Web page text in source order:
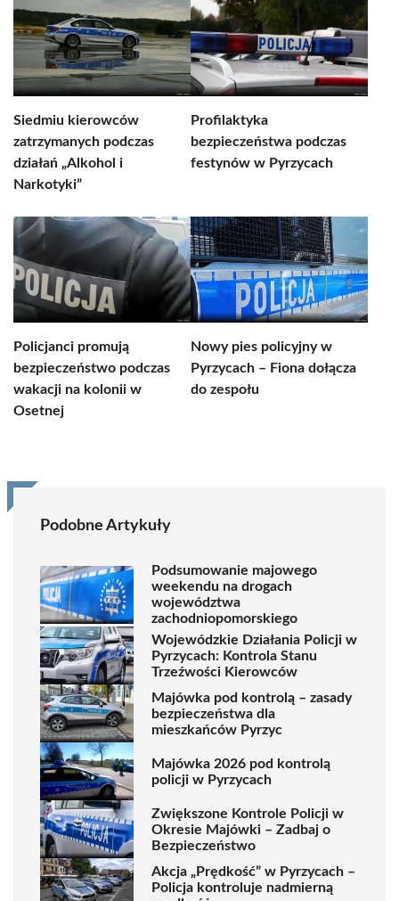
Siedmiu kierowców
zatrzymanych podczas
działań „Alkohol i
Narkotyki”
Profilaktyka
bezpieczeństwa podczas
festynów w Pyrzycach
Policjanci promują
bezpieczeństwo podczas
wakacji na kolonii w
Osetnej
Nowy pies policyjny w
Pyrzycach – Fiona dołącza
do zespołu
Podobne Artykuły
Podsumowanie majowego
weekendu na drogach
województwa
zachodniopomorskiego
Wojewódzkie Działania Policji w
Pyrzycach: Kontrola Stanu
Trzeźwości Kierowców
Majówka pod kontrolą – zasady
bezpieczeństwa dla
mieszkańców Pyrzyc
Majówka 2026 pod kontrolą
policji w Pyrzycach
Zwiększone Kontrole Policji w
Okresie Majówki – Zadbaj o
Bezpieczeństwo
Akcja „Prędkość” w Pyrzycach –
Policja kontroluje nadmierną